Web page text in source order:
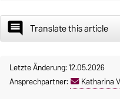
insert_comment Translate this article
Letzte Änderung: 12.05.2026
Ansprechpartner:
Katharina